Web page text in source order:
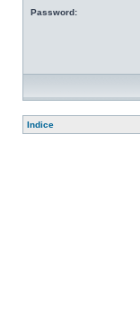
Password:
Indice